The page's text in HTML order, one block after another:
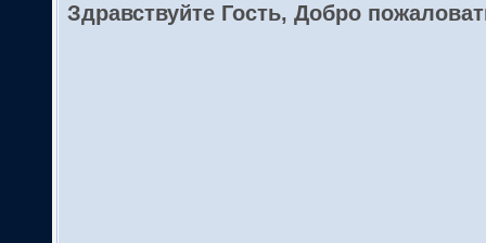
Здравствуйте Гость, Добро